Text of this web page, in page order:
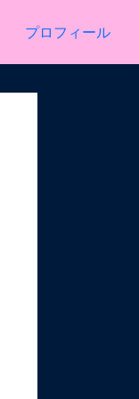
プロフィール